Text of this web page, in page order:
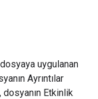
dosyaya uygulanan
Ayrıntılar
Etkinlik